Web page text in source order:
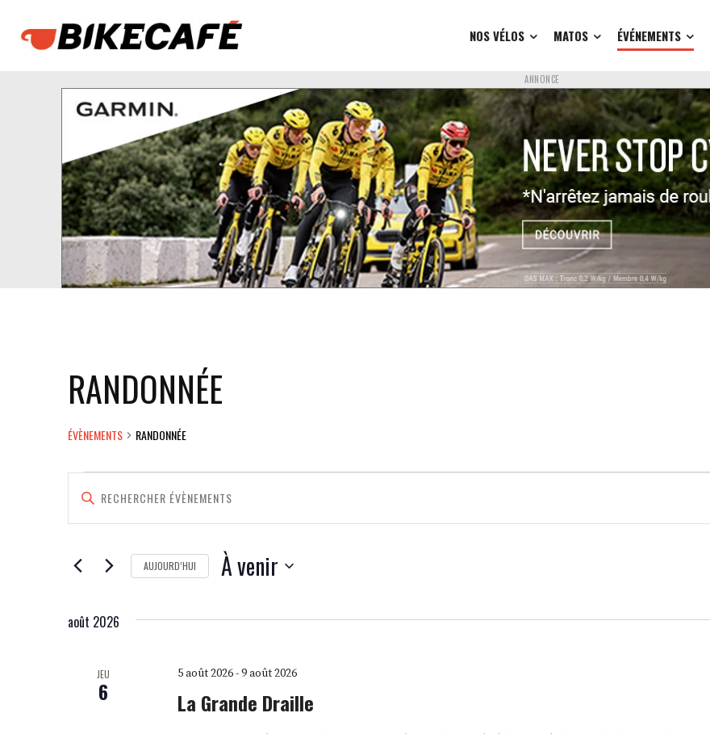
NOS VÉLOS MATOS ÉVÉNEMENTS
ANNONCE
RANDONNÉE
ÉVÈNEMENTS RANDONNÉE
ÉVÈNEMENTS
RECHERCHE
ET
NAVIGATION
DE
VUES
SAISIR
MOT-
CLÉ.
ÉVÈNEMENTS
PAR
AUJOURD’HUI À venir
DATE.
août 2026
JEU
6 La Grande Draille
5 août 2026-9 août 2026